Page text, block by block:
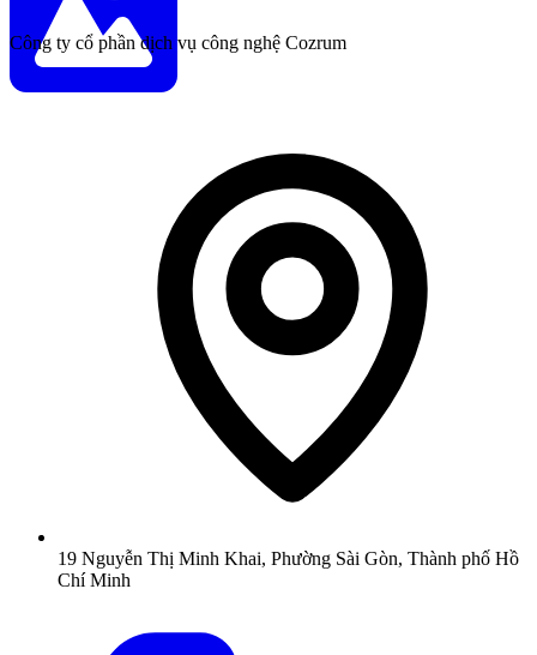
Công ty cổ phần dịch vụ công nghệ Cozrum
19 Nguyễn Thị Minh Khai, Phường Sài Gòn, Thành phố Hồ
Chí Minh